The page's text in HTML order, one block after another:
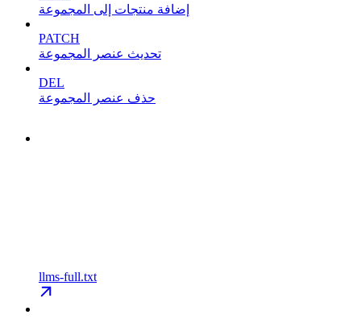
إضافة منتجات إلى المجموعة
PATCH
تحديث عنصر المجموعة
DEL
حذف عنصر المجموعة
llms-full.txt